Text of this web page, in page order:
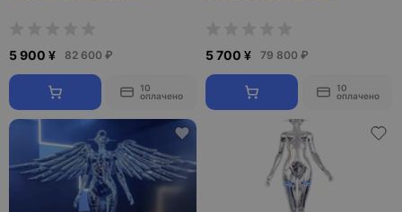
5 900 ¥ 82 600 ₽
10
оплачено
5 700 ¥ 79 800 ₽
10
оплачено